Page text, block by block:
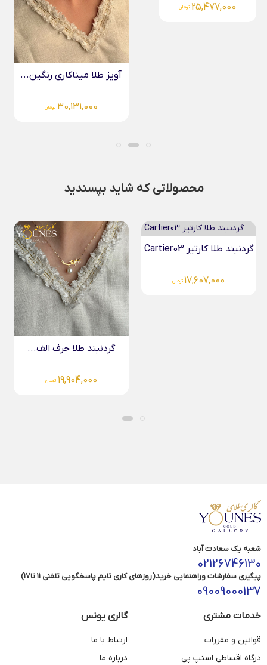
25,477,000 تومان
آویز طلا میناکاری رنگین...
30,131,000 تومان
محصولاتی که شاید بپسندید
گردنبند طلا کارتیر Cartier03
17,607,000 تومان
گردنبند طلا حرف الف...
19,904,000 تومان
شعبه یک سعادت آباد
02126746130
پیگیری سفارشات وراهنمایی خرید(روزهای کاری تایم پاسخگویی تلفنی 11 تا17)
09009000137
خدمات مشتری
قوانین و مقررات
درگاه اقساطی اسنپ پی
گالری یونس
ارتباط با ما
درباره ما